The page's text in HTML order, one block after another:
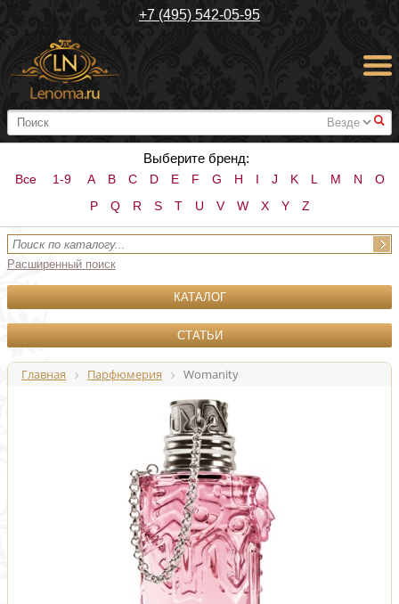
+7 (495) 542-05-95
#
Выберите бренд:
Все 1-9 A B C D E F G H I J K L M N
O
P
Q R S T U V W X Y Z
Расширенный поиск
КАТАЛОГ
СТАТЬИ
Главная Парфюмерия Womanity